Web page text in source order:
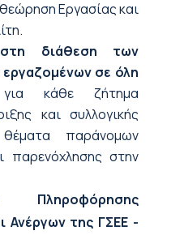
Εργασίας και
διάθεση των
σε όλη
κάθε ζήτημα
και συλλογικής
παράνομων
παρενόχλησης στην
Ανέργων της ΓΣΕΕ -